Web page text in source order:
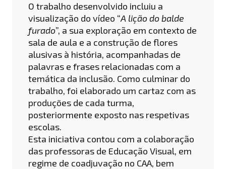
O trabalho desenvolvido incluiu a
visualização do vídeo “A lição do balde
furado”, a sua exploração em contexto de
sala de aula e a construção de flores
alusivas à história, acompanhadas de
palavras e frases relacionadas com a
temática da inclusão. Como culminar do
trabalho, foi elaborado um cartaz com as
produções de cada turma,
posteriormente exposto nas respetivas
escolas.
Esta iniciativa contou com a colaboração
das professoras de Educação Visual, em
regime de coadjuvação no CAA, bem